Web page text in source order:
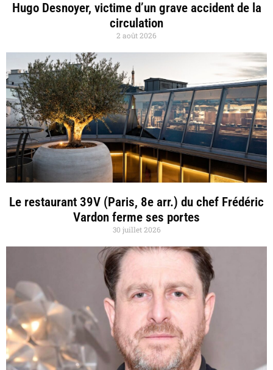
Hugo Desnoyer, victime d’un grave accident de la
circulation
2 août 2026
Le restaurant 39V (Paris, 8e arr.) du chef Frédéric
Vardon ferme ses portes
30 juillet 2026